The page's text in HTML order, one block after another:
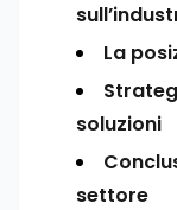
La
soluzioni
settore